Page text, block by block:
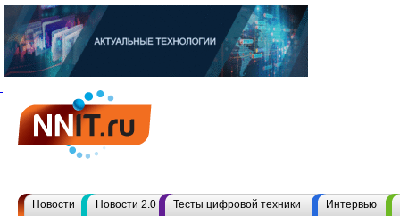
Новости Новости 2.0 Тесты цифровой техники Интервью